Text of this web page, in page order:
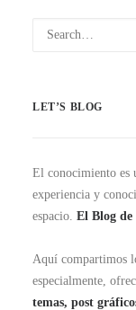
LET’S BLOG
El conocimiento es
experiencia y
espacio. El Blog de
Aquí compartimos
especialmente,
temas, post